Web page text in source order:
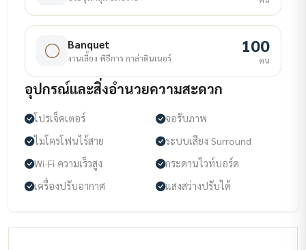
Banquet
งานเลี้ยง พิธีการ กาล่าดินเนอร์
100
คน
อุปกรณ์และสิ่งอำนวยความสะดวก
โปรเจ็คเตอร์
จอรับภาพ
ไมโครโฟนไร้สาย
ระบบเสียง Surround
Wi-Fi ความเร็วสูง
กระดานไวท์บอร์ด
เครื่องปรับอากาศ
แสงสว่างปรับได้